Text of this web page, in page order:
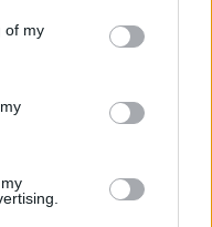
You may click to
its third-party tags to
in below Google
of my
le suite: furto da
e caldo tornano